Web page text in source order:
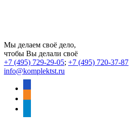
Мы делаем своё дело,
чтобы Вы делали своё
+7 (495) 729-29-05; +7 (495) 720-37-87
info@komplektst.ru